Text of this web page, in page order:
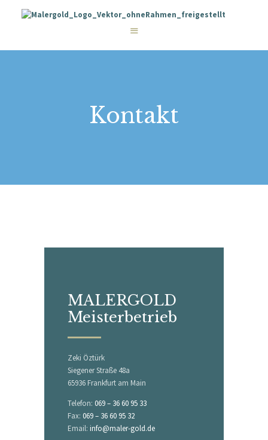
Kontakt
STARTSEITE
WIE WIR ARBEITEN
MALERGOLD
Meisterbetrieb
Zeki Öztürk
Siegener Straße 48a
65936 Frankfurt am Main
Telefon: 069 – 36 60 95 33
Fax: 069 – 36 60 95 32
Email: info@maler-gold.de